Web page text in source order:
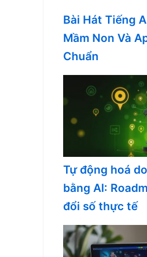
Bài Hát Tiếng
Mầm Non Và
Chuẩn
Tự động hoá
bằng AI:
đổi số thực tế